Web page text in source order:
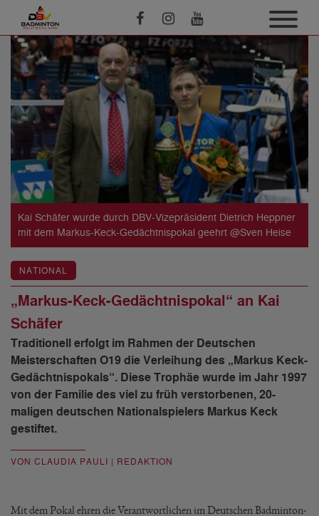
Kai Schäfer wurde durch DBV-Vizepräsident Dietrich Heppner
mit dem Markus-Keck-Gedächtnispokal geehrt @Sven Heise
NATIONAL
„Markus-Keck-Gedächtnispokal“ an Kai
Schäfer
Traditionell erfolgt im Rahmen der Deutschen
Meisterschaften O19 die Verleihung des „Markus Keck-
Gedächtnispokals“. Diese Trophäe wurde im Jahr 1997
von der Familie des viel zu früh verstorbenen, 20-
maligen deutschen Nationalspielers Markus Keck
gestiftet.
VON CLAUDIA PAULI | REDAKTION
Mit dem Pokal ehren die Verantwortlichen im Deutschen Badminton-